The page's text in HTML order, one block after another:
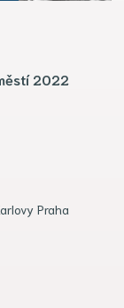
2022
Praha